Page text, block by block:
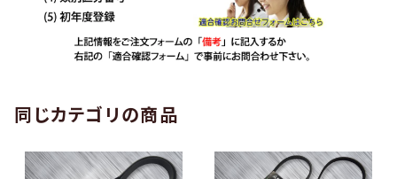
同じカテゴリの商品